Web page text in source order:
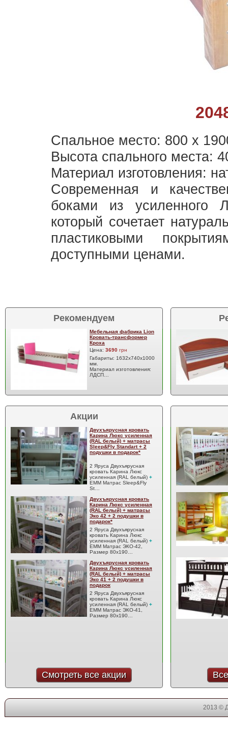
Спальное место: 800 х
Высота спального места:
Материал изготовления:
Современная и
боками из усиленного
который сочетает
пластиковыми
доступными ценами.
Рекомендуем
Мебельная фабрика Lion
Кровать-трансформер
Кроха
Цена: 3690 грн
Габариты: 1632х740х1000
мм.
Материал изготовления:
ЛДСП…
Акции
Двухъярусная кровать
Карина Люкс усиленная
(RAL белый) + матрасы
Sleep&Fly Standart + 2
подушки в подарок*
2 Яруса Двухъярусная
кровать Карина Люкс
усиленная (RAL белый) +
EMM Матрас Sleep&Fly
St…
Двухъярусная кровать
Карина Люкс усиленная
(RAL белый) + матрасы
Эко 42 + 2 подушки в
подарок*
2 Яруса Двухъярусная
кровать Карина Люкс
усиленная (RAL белый) +
EMM Матрас ЭКО-42,
Размер 80x190…
Двухъярусная кровать
Карина Люкс усиленная
(RAL белый) + матрасы
Эко 41 + 2 подушки в
подарок
2 Яруса Двухъярусная
кровать Карина Люкс
усиленная (RAL белый) +
EMM Матрас ЭКО-41,
Размер 80x190…
Смотреть все акции
2013 ©